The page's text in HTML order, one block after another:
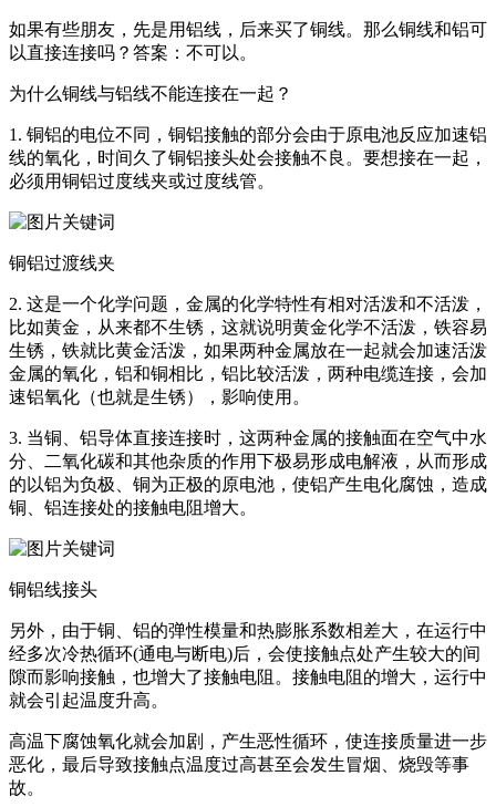
如果有些朋友，先是用铝线，后来买了铜线。那么铜线和铝可
以直接连接吗？答案：不可以。
为什么铜线与铝线不能连接在一起？
1. 铜铝的电位不同，铜铝接触的部分会由于原电池反应加速铝
线的氧化，时间久了铜铝接头处会接触不良。要想接在一起，
必须用铜铝过度线夹或过度线管。
铜铝过渡线夹
2. 这是一个化学问题，金属的化学特性有相对活泼和不活泼，
比如黄金，从来都不生锈，这就说明黄金化学不活泼，铁容易
生锈，铁就比黄金活泼，如果两种金属放在一起就会加速活泼
金属的氧化，铝和铜相比，铝比较活泼，两种电缆连接，会加
速铝氧化（也就是生锈），影响使用。
3. 当铜、铝导体直接连接时，这两种金属的接触面在空气中水
分、二氧化碳和其他杂质的作用下极易形成电解液，从而形成
的以铝为负极、铜为正极的原电池，使铝产生电化腐蚀，造成
铜、铝连接处的接触电阻增大。
铜铝线接头
另外，由于铜、铝的弹性模量和热膨胀系数相差大，在运行中
经多次冷热循环(通电与断电)后，会使接触点处产生较大的间
隙而影响接触，也增大了接触电阻。接触电阻的增大，运行中
就会引起温度升高。
高温下腐蚀氧化就会加剧，产生恶性循环，使连接质量进一步
恶化，最后导致接触点温度过高甚至会发生冒烟、烧毁等事
故。